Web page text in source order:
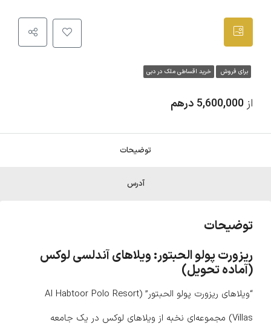
برای فروش خرید اقساطی ملک در دبی
از 5,600,000 درهم
توضیحات
آدرس
توضیحات
ریزورت پولو الحبتور: ویلاهای آندلسی لوکس
(آماده تحویل)
“ویلاهای ریزورت پولو الحبتور” (Al Habtoor Polo Resort
Villas) مجموعه‌ای نخبه از ویلاهای لوکس در یک جامعه